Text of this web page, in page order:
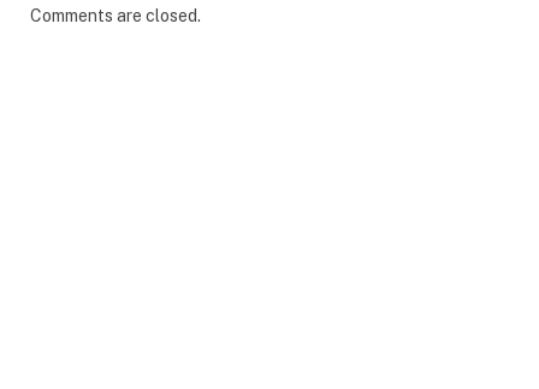
Comments are closed.